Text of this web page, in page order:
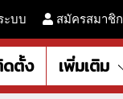
ะบบ สมัครสมาชิก
ดตั้ง เพิ่มเติม